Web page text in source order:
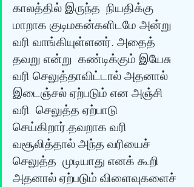
காலத்தில் இருந்த  நியதிக்கு
மாறாக குடிமகன்களிடமே அன்று
வரி வாங்கியுள்ளனர். அதைத்
தவறு என்று  கண்டிக்கும் இயேசு
வரி செலுத்தாவிட்டால் அதனால்
இடைஞ்சல் ஏற்படும் என அஞ்சி
வரி  செலுத்த ஏற்பாடு
செய்கிறார்.தவறாக வரி
வசூலித்தால் அந்த வரியைச்
செலுத்த  முடியாது எனக் கூறி
அதனால் ஏற்படும் விளைவுகளைச்